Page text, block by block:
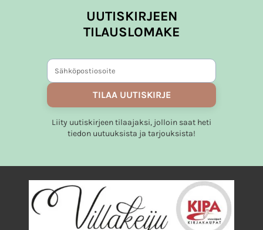
UUTISKIRJEEN
TILAUSLOMAKE
TILAA UUTISKIRJE
Liity uutiskirjeen tilaajaksi, jolloin saat heti
tiedon uutuuksista ja tarjouksista!